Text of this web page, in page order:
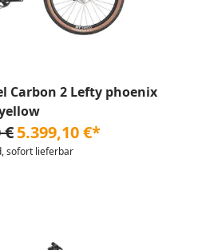
Carbon 2 Lefty phoenix
€ 5.399,10 €*
sofort lieferbar